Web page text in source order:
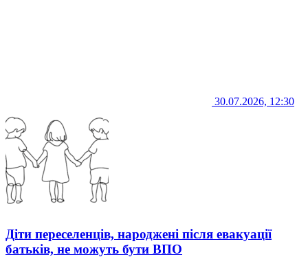
30.07.2026, 12:30
Діти переселенців, народжені після евакуації
батьків, не можуть бути ВПО